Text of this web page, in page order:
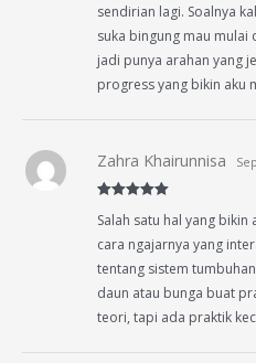
sendirian lagi. Soalnya
suka bingung mau mulai
jadi punya arahan yang
progress yang bikin aku
of 5
Zahra Khairunnisa
Salah satu hal yang bikin
cara ngajarnya yang
tentang sistem
daun atau bunga buat
teori, tapi ada praktik